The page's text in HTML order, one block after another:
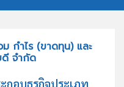
ม กำไร (ขาดทุน) และ
จำกัด
กอบธุรกิจประเภท